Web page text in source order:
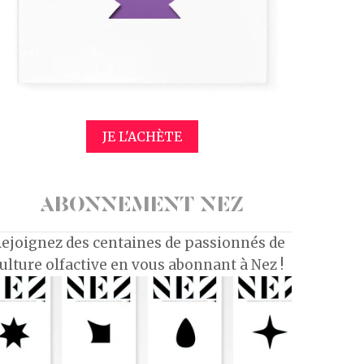
JE L'ACHÈTE
ABONNEMENT NEZ
des centaines de passionnés de
olfactive en vous abonnant à Nez !